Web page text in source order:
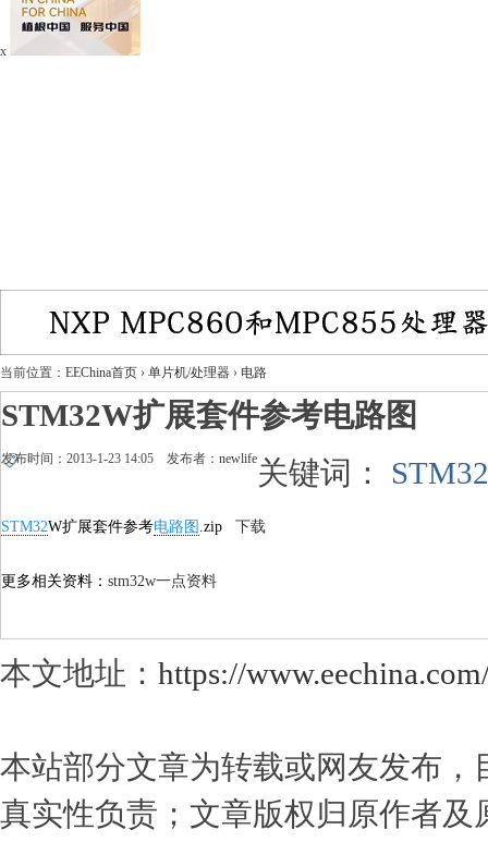
x
当前位置： EEChina首页 › 单片机/处理器 › 电路
STM32W扩展套件参考电路图
发布时间：2013-1-23 14:05 发布者： newlife关键词：
STM32W扩展套件参考电路图 .zip 下载
更多相关资料： stm32w一点资料
本文地址： https://
本站部分文章为转载或网友发布
真实性负责；文章版权归原作者